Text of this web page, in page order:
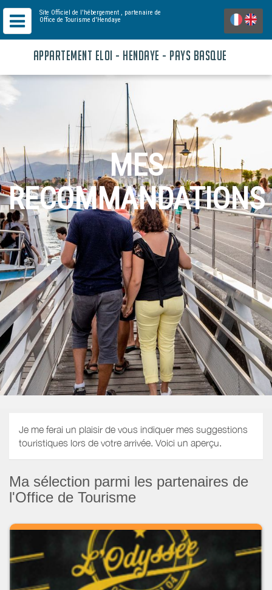
Site Officiel de l'hébergement , partenaire de
Office de Tourisme d'Hendaye
APPARTEMENT ELOI - HENDAYE - PAYS BASQUE
MES
RECOMMANDATIONS
Je me ferai un plaisir de vous indiquer mes suggestions
touristiques lors de votre arrivée. Voici un aperçu.
Ma sélection parmi les partenaires de
l'Office de Tourisme